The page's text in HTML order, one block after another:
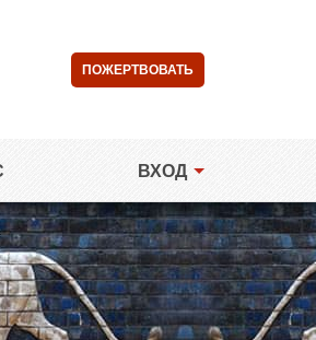
ПОЖЕРТВОВАТЬ
ВХОД